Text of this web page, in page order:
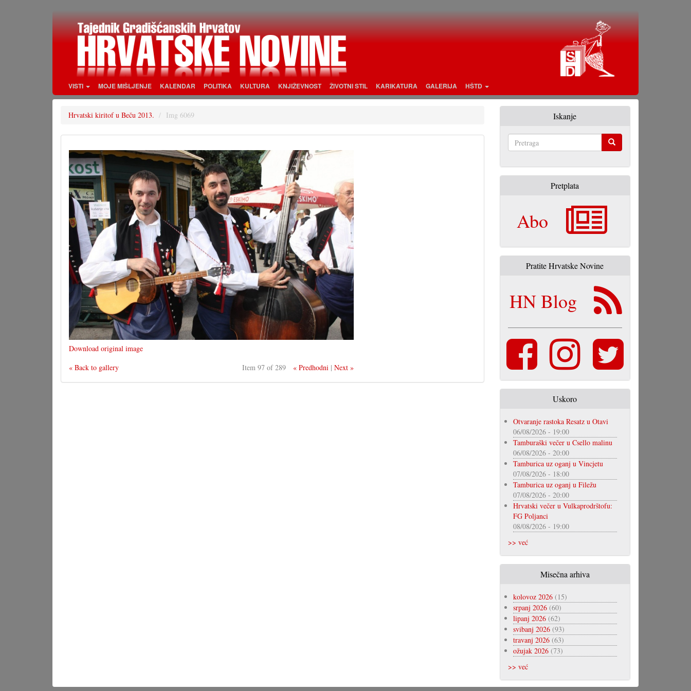
VISTI MOJE MIŠLJENJE KALENDAR POLITIKA KULTURA KNJIŽEVNOST ŽIVOTNI STIL KARIKATURA GALERIJA HŠTD
Hrvatski kiritof u Beču 2013. Img 6069
Download original image
« Back to gallery
Item 97 of 289 « Predhodni |Next »
Iskanje
Pretplata
Abo
Pratite Hrvatske Novine
HN Blog
Uskoro
Otvaranje rastoka Resatz u Otavi
06/08/2026 - 19:00
Tamburaški večer u Csello malinu
06/08/2026 - 20:00
Tamburica uz oganj u Vincjetu
07/08/2026 - 18:00
Tamburica uz oganj u Filežu
07/08/2026 - 20:00
Hrvatski večer u Vulkaprodrštofu:
FG Poljanci
08/08/2026 - 19:00
>> već
Misečna arhiva
kolovoz 2026(15)
srpanj 2026(60)
lipanj 2026(62)
svibanj 2026(93)
travanj 2026(63)
ožujak 2026(73)
>> već